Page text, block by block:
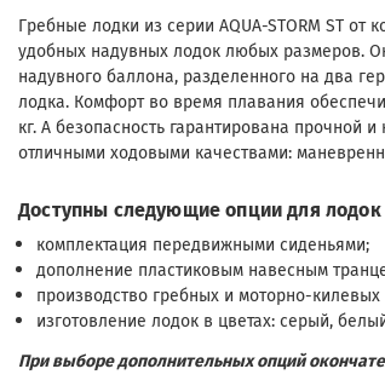
Гребные лодки из серии AQUA-STORM ST
удобных надувных лодок любых размеров.
надувного баллона, разделенного на два
лодка. Комфорт во время плавания
кг. А безопасность гарантирована прочной
отличными ходовыми качествами:
Доступны следующие опции для
комплектация передвижными сиденьями;
дополнение пластиковым навесным
производство гребных и моторно-
изготовление лодок в цветах: серый,
При выборе дополнительных опций